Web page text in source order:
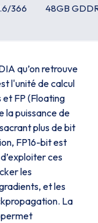
366 48GB
qu’on retrouve
l'unité de calcul
FP (Floating
la puissance de
plus de bit
FP16-bit est
ces
les
et les
La
permet